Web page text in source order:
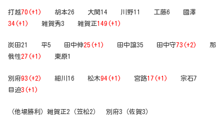
打越70(+1)
胡本26 大関14 川野11 工藤6 國澤
34(+1)
雑賀秀3 雑賀正149(+1)
炭田21 平5 田中伸25(+1) 田中譲35 田中守73(+2)
那
俄性27(+1) 東原1
別府93(+2) 細川16 松木94(+1) 宮路17(+1)
宗石7
目迫3(+1)
（他場勝利）雑賀正2（笠松2） 別府3（佐賀3）